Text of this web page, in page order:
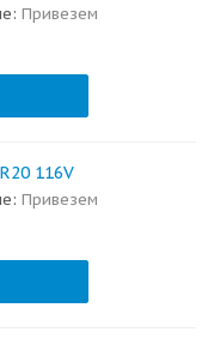
Привезем
116V
Привезем